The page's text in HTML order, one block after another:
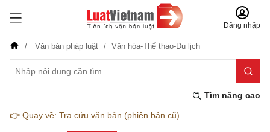
Đăng nhập
Văn bản pháp luật Văn hóa-Thể thao-Du lịch
Tìm nâng cao
👉 Quay về: Tra cứu văn bản (phiên bản cũ)